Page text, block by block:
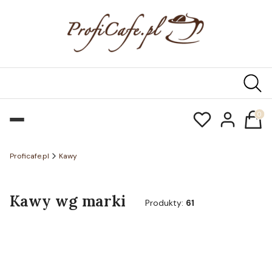
Proficafe.pl Kawy
Kawy wg marki Produkty: 61